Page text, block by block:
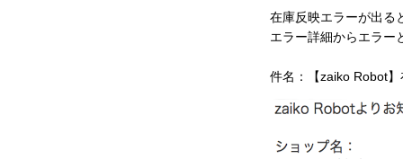
在庫反映エラーが出る
エラー詳細からエラー
件名：【zaiko Robot